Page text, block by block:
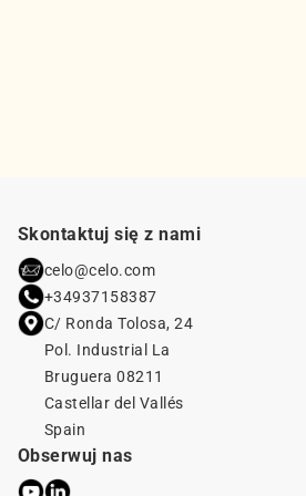
Skontaktuj się z nami
celo@celo.com
+34937158387
C/ Ronda Tolosa, 24
Pol. Industrial La
Bruguera 08211
Castellar del Vallés
Spain
Obserwuj nas